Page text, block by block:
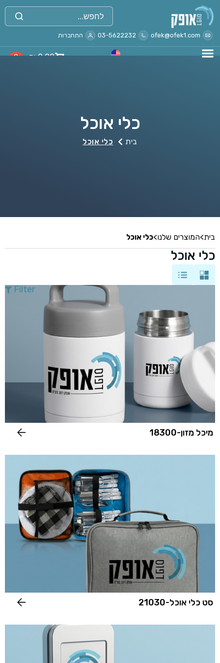
ofek@ofek1.com
03-5622232 התחברות
₪ 0.00
0
כלי אוכל
בית כלי אוכל
בית>המוצרים שלנו>כלי אוכל
כלי אוכל
Filter
מיכל מזון-18300
סט כלי אוכל-21030